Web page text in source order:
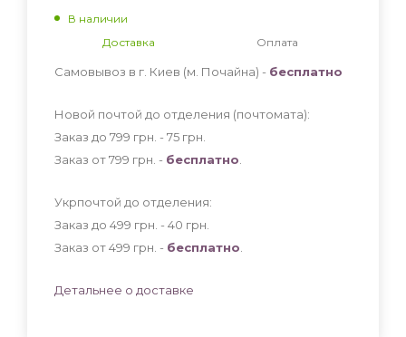
В наличии
Доставка
Оплата
Самовывоз в г. Киев (м. Почайна) - бесплатно
Новой почтой до отделения (почтомата):
Заказ до 799 грн. - 75 грн
Заказ от 799 грн. - бесплатно
Укрпочтой до отделения:
Заказ до 499 грн. - 40 грн
Заказ от 499 грн. - бесплатно
Детальнее о доставке